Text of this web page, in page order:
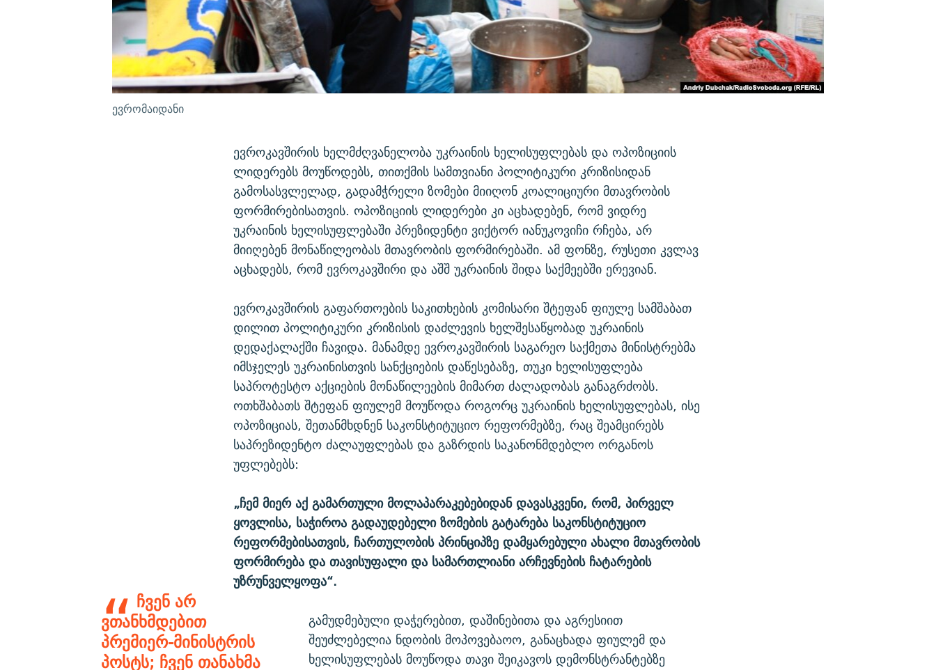
ევრომაიდანი
ევროკავშირის ხელმძღვანელობა უკრაინის ხელისუფლებას და ოპოზიციის
ლიდერებს მოუწოდებს, თითქმის სამთვიანი პოლიტიკური კრიზისიდან
გამოსასვლელად, გადამჭრელი ზომები მიიღონ კოალიციური მთავრობის
ფორმირებისათვის. ოპოზიციის ლიდერები კი აცხადებენ, რომ ვიდრე
უკრაინის ხელისუფლებაში პრეზიდენტი ვიქტორ იანუკოვიჩი რჩება, არ
მიიღებენ მონაწილეობას მთავრობის ფორმირებაში. ამ ფონზე, რუსეთი კვლავ
აცხადებს, რომ ევროკავშირი და აშშ უკრაინის შიდა საქმეებში ერევიან.
ევროკავშირის გაფართოების საკითხების კომისარი შტეფან ფიულე სამშაბათ
დილით პოლიტიკური კრიზისის დაძლევის ხელშესაწყობად უკრაინის
დედაქალაქში ჩავიდა. მანამდე ევროკავშირის საგარეო საქმეთა მინისტრებმა
იმსჯელეს უკრაინისთვის სანქციების დაწესებაზე, თუკი ხელისუფლება
საპროტესტო აქციების მონაწილეების მიმართ ძალადობას განაგრძობს.
ოთხშაბათს შტეფან ფიულემ მოუწოდა როგორც უკრაინის ხელისუფლებას, ისე
ოპოზიციას, შეთანმხდნენ საკონსტიტუციო რეფორმებზე, რაც შეამცირებს
საპრეზიდენტო ძალაუფლებას და გაზრდის საკანონმდებლო ორგანოს
უფლებებს:
„ჩემ მიერ აქ გამართული მოლაპარაკებებიდან დავასკვენი, რომ, პირველ
ყოვლისა, საჭიროა გადაუდებელი ზომების გატარება საკონსტიტუციო
რეფორმებისათვის, ჩართულობის პრინციპზე დამყარებული ახალი მთავრობის
ფორმირება და თავისუფალი და სამართლიანი არჩევნების ჩატარების
უზრუნველყოფა“.
ჩვენ არ
ვთანხმდებით
პრემიერ-მინისტრის
პოსტს; ჩვენ თანახმა
გამუდმებული დაჭერებით, დაშინებითა და აგრესიით
შეუძლებელია ნდობის მოპოვებაოო, განაცხადა ფიულემ და
ხელისუფლებას მოუწოდა თავი შეიკავოს დემონსტრანტებზე